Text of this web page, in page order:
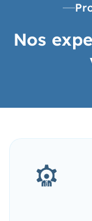
Nos